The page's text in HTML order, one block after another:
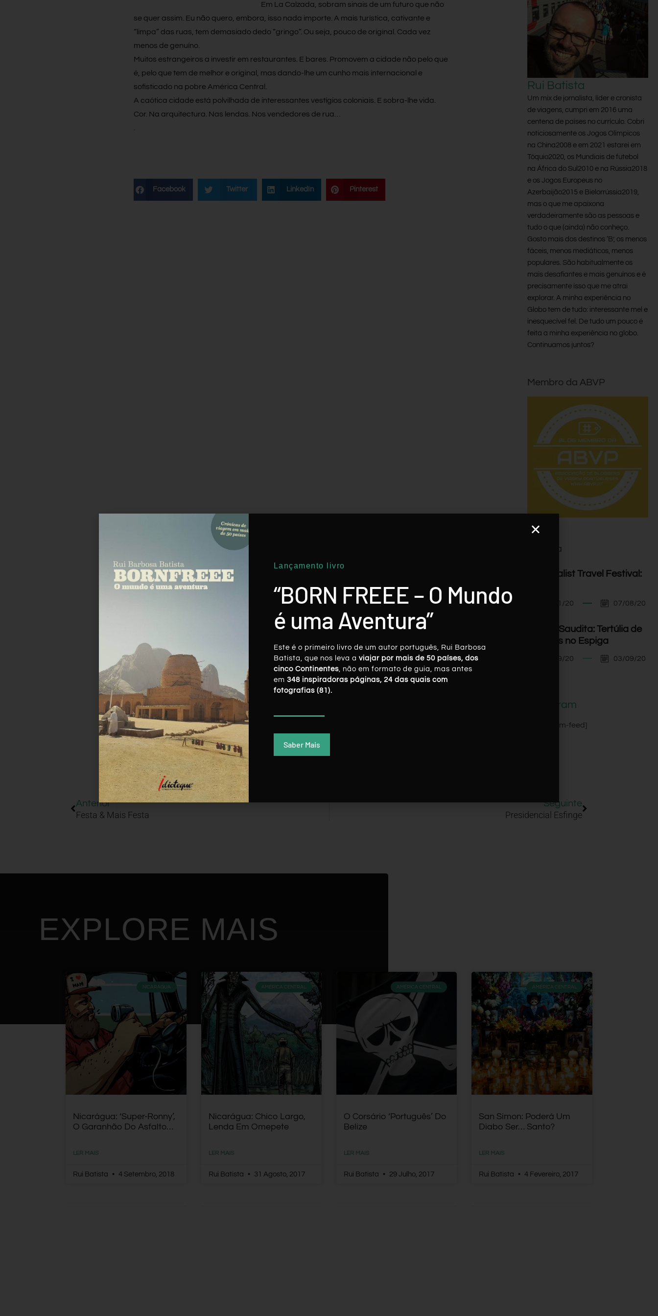
Em La Calzada, sobram sinais de um futuro que não
se quer assim. Eu não quero, embora, isso nada importe. A mais turística, cativante e
“limpa” das ruas, tem demasiado dedo “gringo”. Ou seja, pouco de original. Cada vez
menos de genuíno.
Muitos estrangeiros a investir em restaurantes. E bares. Promovem a cidade não pelo que
é, pelo que tem de melhor e original, mas dando-lhe um cunho mais internacional e
sofisticado na pobre América Central.
A caótica cidade está polvilhada de interessantes vestígios coloniais. E sobra-lhe vida.
Cor. Na arquitectura. Nas lendas. Nos vendedores de rua…
Facebook Twitter LinkedIn Pinterest
Rui Batista
Um mix de jornalista, líder e cronista
de viagens, cumpri em 2016 uma
centena de países no currículo. Cobri
noticiosamente os Jogos Olímpicos
na China2008 e em 2021 estarei em
Tóquio2020, os Mundiais de futebol
na África do Sul2010 e na Rússia2018
e os Jogos Europeus no
Azerbaijão2015 e Bielorrússia2019,
mas o que me apaixona
verdadeiramente são as pessoas e
tudo o que (ainda) não conheço.
Gosto mais dos destinos ‘B’, os menos
fáceis, menos mediáticos, menos
populares. São habitualmente os
mais desafiantes e mais genuínos e é
precisamente isso que me atrai
explorar. A minha experiência no
Globo tem de tudo: interessante mel e
inesquecível fel. De tudo um pouco é
feita a minha experiência no globo.
Continuamos juntos?
Membro da ABVP
Agenda
I Minimalist Travel Festival:
07/11/20 07/08/20
Arábia Saudita: Tertúlia de
Viagens no Espiga
03/09/20 03/09/20
Instagram
[instagram-feed]
Anterior
Festa & Mais Festa
Seguinte
Presidencial Esfinge
EXPLORE MAIS
NICARÁGUA
Nicarágua: ‘Super-Ronny’,
O Garanhão Do Asfalto…
LER MAIS
Rui Batista 4 Setembro, 2018
AMÉRICA CENTRAL
Nicarágua: Chico Largo,
Lenda Em Omepete
LER MAIS
Rui Batista 31 Agosto, 2017
AMÉRICA CENTRAL
O Corsário ‘português’ Do
Belize
LER MAIS
Rui Batista 29 Julho, 2017
AMÉRICA CENTRAL
San Simon: Poderá Um
Diabo Ser… Santo?
LER MAIS
Rui Batista 4 Fevereiro, 2017
Lançamento livro
“BORN FREEE – O Mundo
é uma Aventura”
Este é o primeiro livro de um autor português, Rui Barbosa
Batista, que nos leva a viajar por mais de 50 países, dos
cinco Continentes, não em formato de guia, mas antes
em 348 inspiradoras páginas, 24 das quais com
fotografias (81).
Saber Mais